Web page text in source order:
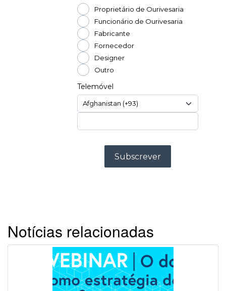
Notícias relacionadas